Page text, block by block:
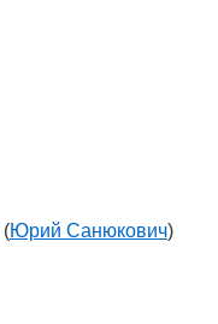
(Юрий Санюкович)